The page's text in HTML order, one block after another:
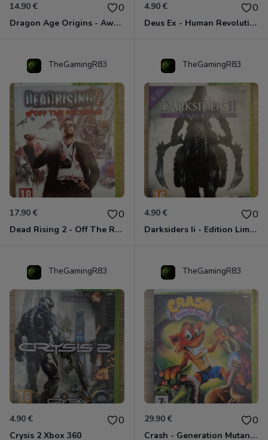
14.90 € 0
Dragon Age Origins - Awakening Xbox 360
4.90 € 0
Deus Ex - Human Revolution Xbox 360
TheGamingR83
17.90 € 0
Dead Rising 2 - Off The Record Xbox 360
TheGamingR83
4.90 € 0
Darksiders Ii - Edition Limitée Xbox 360
TheGamingR83
4.90 € 0
Crysis 2 Xbox 360
TheGamingR83
29.90 € 0
Crash - Generation Mutant Xbox 360